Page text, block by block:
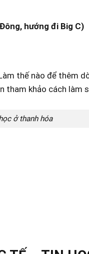
hướng đi Big C)
ở thanh hóa